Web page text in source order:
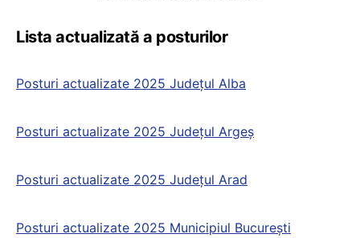
Lista actualizată a posturilor
Posturi actualizate 2025 Județul Alba
Posturi actualizate 2025 Județul Argeş
Posturi actualizate 2025 Județul Arad
Posturi actualizate 2025 Municipiul Bucureşti